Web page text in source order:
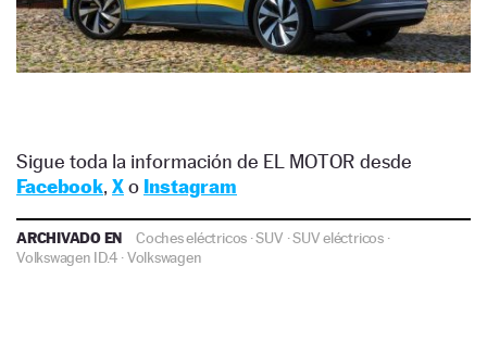
Sigue toda la información de EL MOTOR desde
Facebook, Xo Instagram
ARCHIVADO EN Coches eléctricos ·SUV ·SUV eléctricos·
Volkswagen ID.4 ·Volkswagen